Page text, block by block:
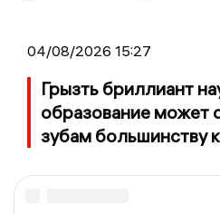
04/08/2026 15:27
Грызть бриллиант
образование может
зубам большинству